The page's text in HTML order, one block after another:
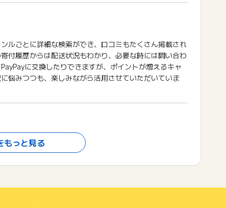
ルごとに詳細な検索ができ、口コミもたくさん掲載され
付履歴からは配送状況もわかり、必要な時には問い合わ
に交換したりできますが、ポイントが増えるキャ
悩みつつも、楽しみながら活用させていただいていま
金の控除シュミレーションをしてみましたがいくらまで
隣の岐阜県中津川市への寄付なので少しでも応援できた
を建てたときに設置したペレットストーブの燃料を選
一袋18Kgは運ぶには重すぎます。せめて10Kgぐらいに
もっと見る